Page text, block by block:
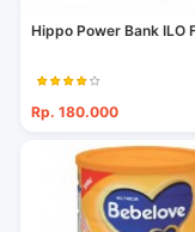
Hippo Power Bank ILO
Rp. 180.000